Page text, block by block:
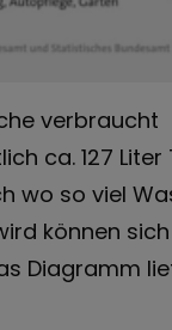
verbraucht
ca. 127 Liter
wo so viel
können
Diagramm